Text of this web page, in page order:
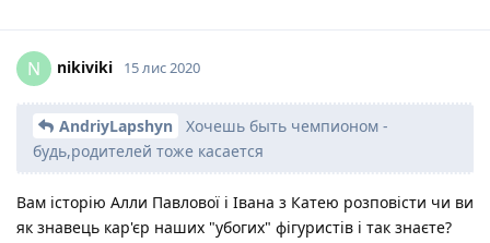
N nikiviki 15 лис 2020
AndriyLapshyn
Хочешь быть чемпионом -
будь,родителей тоже касается
Вам історію Алли Павлової і Івана з Катею розповісти чи ви
як знавець кар'єр наших "убогих" фігуристів і так знаєте?